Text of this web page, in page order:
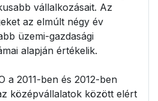
vállalkozásait. Az
az elmúlt négy év
üzemi-gazdasági
alapján értékelik.
a 2011-ben és 2012-ben
középvállalatok között elért